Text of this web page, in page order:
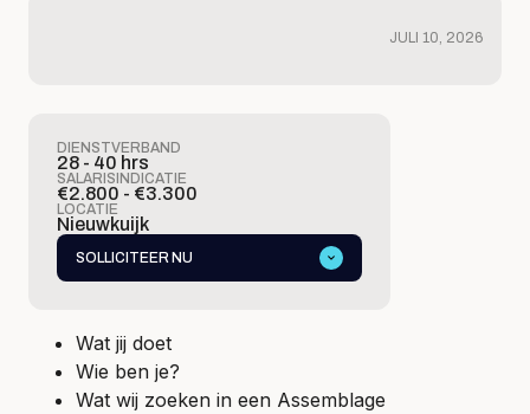
JULI 10, 2026
DIENSTVERBAND
28 - 40 hrs
SALARISINDICATIE
€2.800 - €3.300
LOCATIE
Nieuwkuijk
SOLLICITEER NU
Wat jij doet
Wie ben je?
Wat wij zoeken in een Assemblage